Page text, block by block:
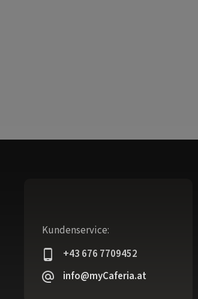
Kundenservice:
+43 676 7709452
info@myCaferia.at